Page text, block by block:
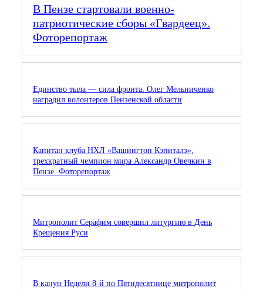
В Пензе стартовали военно-
патриотические сборы «Гвардеец».
Фоторепортаж
Единство тыла — сила фронта: Олег Мельниченко
наградил волонтеров Пензенской области
Капитан клуба НХЛ «Вашингтон Кэпиталз»,
трехкратный чемпион мира Александр Овечкин в
Пензе. Фоторепортаж
Митрополит Серафим совершил литургию в День
Крещения Руси
В канун Недели 8-й по Пятидесятнице митрополит